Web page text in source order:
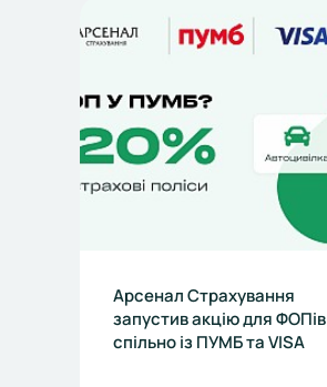
Арсенал Страхування
запустив акцію для ФОПів
спільно із ПУМБ та VISA